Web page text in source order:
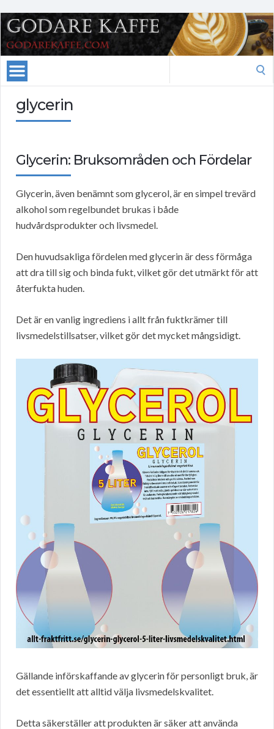
glycerin
Glycerin: Bruksområden och Fördelar
Glycerin, även benämnt som glycerol, är en simpel trevärd
alkohol som regelbundet brukas i både
hudvårdsprodukter och livsmedel.
Den huvudsakliga fördelen med glycerin är dess förmåga
att dra till sig och binda fukt, vilket gör det utmärkt för att
återfukta huden.
Det är en vanlig ingrediens i allt från fuktkrämer till
livsmedelstillsatser, vilket gör det mycket mångsidigt.
Gällande införskaffande av glycerin för personligt bruk, är
det essentiellt att alltid välja livsmedelskvalitet.
Detta säkerställer att produkten är säker att använda